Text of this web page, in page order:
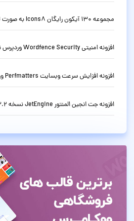
مجموعه 130 آیکون رایگان Icons8 به صورت SVG
افزونه امنیتی Wordfence Security وردپرس نسخه 8.1.4
افزونه افزایش سرعت وبسایت Perfmatters وردپرس نسخه 2.6.6
افزونه جت انجین المنتور JetEngine نسخه 3.8.13.2